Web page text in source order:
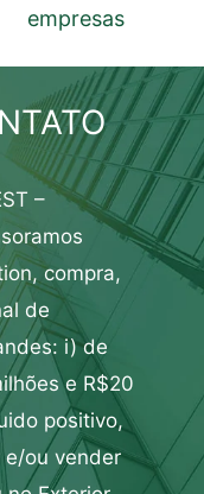
empresas
–
,compra,
de
i) de
e R$20
positivo,
e/ou vender